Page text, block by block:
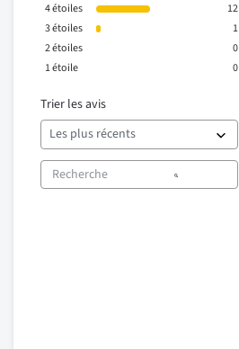
4étoiles
12
3étoiles
1
2étoiles
0
1étoile 0
Trier les avis